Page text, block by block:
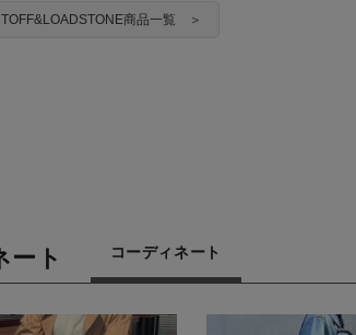
TOFF&LOADSTONE商品一覧 ＞
コーディネート